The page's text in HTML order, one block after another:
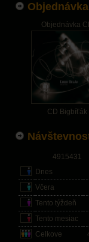
Objednávka
CD Bigbíťák
4915431
Dnes
Včera
Tento týždeň
Tento mesiac
Celkove